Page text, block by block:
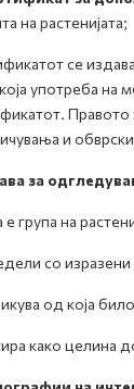
на растенијата;
се
употреба на
Правото
и
за
група на
со
од која
како целина